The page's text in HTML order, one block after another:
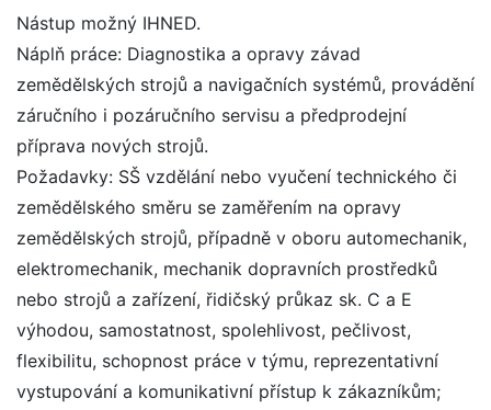
Nástup možný IHNED.
Náplň práce: Diagnostika a opravy závad
zemědělských strojů a navigačních systémů, provádění
záručního i pozáručního servisu a předprodejní
příprava nových strojů.
Požadavky: SŠ vzdělání nebo vyučení technického či
zemědělského směru se zaměřením na opravy
zemědělských strojů, případně v oboru automechanik,
elektromechanik, mechanik dopravních prostředků
nebo strojů a zařízení, řidičský průkaz sk. C a E
výhodou, samostatnost, spolehlivost, pečlivost,
flexibilitu, schopnost práce v týmu, reprezentativní
vystupování a komunikativní přístup k zákazníkům;